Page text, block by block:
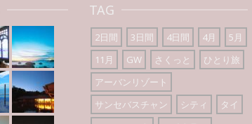
TAG
2日間 3日間 4日間 4月
5月
11月
GW さくっと
ひとり旅
アーバンリゾート
サンセバスチャン
シティ
タイ